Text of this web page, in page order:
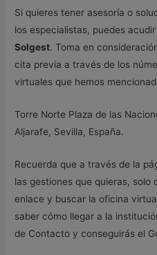
Si quieres tener asesoría o
los especialistas, puedes
Solgest. Toma en
cita previa a través de los
virtuales que hemos
Torre Norte Plaza de las
Aljarafe, Sevilla, España.
Recuerda que a través de la
las gestiones que quieras, solo
enlace y buscar la oficina
saber cómo llegar a la
de Contacto y conseguirás el